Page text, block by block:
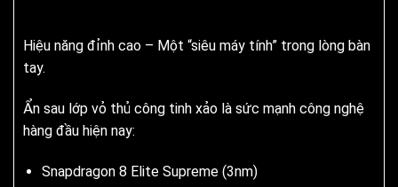
Hiệu năng đỉnh cao – Một “siêu máy tính” trong lòng bàn
tay.
Ẩn sau lớp vỏ thủ công tinh xảo là sức mạnh công nghệ
hàng đầu hiện nay:
Snapdragon 8 Elite Supreme (3nm)